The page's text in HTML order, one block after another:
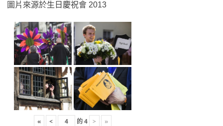
圖片來源於生日慶祝會 2013
« < 的4 > »